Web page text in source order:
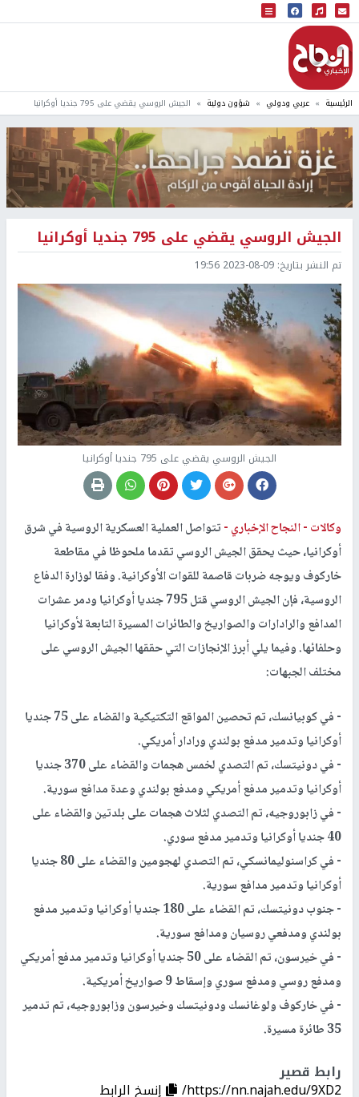
البث المباشر
إذاعة النجاح
الرئيسية عربي ودولي شؤون دولية الجيش الروسي يقضي على 795 جنديا أوكرانيا
الجيش الروسي يقضي على 795 جنديا أوكرانيا
تم النشر بتاريخ: 2023-08-09 19:56
الجيش الروسي يقضي على 795 جنديا أوكرانيا
وكالات -النجاح الإخباري -تتواصل العملية العسكرية الروسية في شرق
أوكرانيا، حيث يحقق الجيش الروسي تقدما ملحوظا في مقاطعة
خاركوف ويوجه ضربات قاصمة للقوات الأوكرانية. وفقا لوزارة الدفاع
الروسية، فإن الجيش الروسي قتل 795 جنديا أوكرانيا ودمر عشرات
المدافع والرادارات والصواريخ والطائرات المسيرة التابعة لأوكرانيا
وحلفائها. وفيما يلي أبرز الإنجازات التي حققها الجيش الروسي على
مختلف الجبهات:
- في كوبيانسك، تم تحصين المواقع التكتيكية والقضاء على 75 جنديا
أوكرانيا وتدمير مدفع بولندي ورادار أمريكي.
- في دونيتسك، تم التصدي لخمس هجمات والقضاء على 370 جنديا
أوكرانيا وتدمير مدفع أمريكي ومدفع بولندي وعدة مدافع سورية.
- في زابوروجيه، تم التصدي لثلاث هجمات على بلدتين والقضاء على
40 جنديا أوكرانيا وتدمير مدفع سوري.
- في كراسنوليمانسكي، تم التصدي لهجومين والقضاء على 80 جنديا
أوكرانيا وتدمير مدافع سورية.
- جنوب دونيتسك، تم القضاء على 180 جنديا أوكرانيا وتدمير مدفع
بولندي ومدفعي روسيان ومدافع سورية.
- في خيرسون، تم القضاء على 50 جنديا أوكرانيا وتدمير مدفع أمريكي
ومدفع روسي ومدفع سوري وإسقاط 9 صواريخ أمريكية.
- في خاركوف ولوغانسك ودونيتسك وخيرسون وزابوروجيه، تم تدمير
35 طائرة مسيرة.
رابط قصير
https://nn.najah.edu/9XD2/
إنسخ الرابط